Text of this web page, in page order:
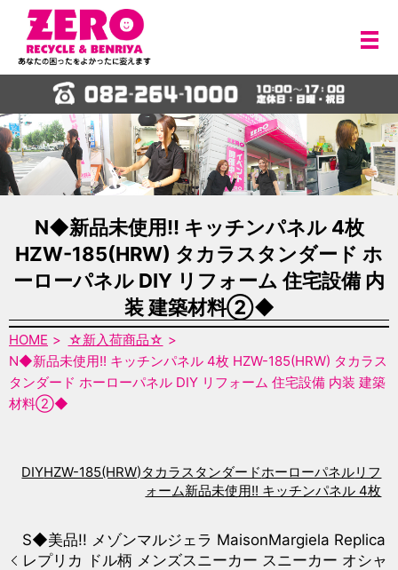
メ
N◆新品未使用!! キッチンパネル 4枚
HZW-185(HRW) タカラスタンダード ホ
ーローパネル DIY リフォーム 住宅設備 内
装 建築材料②◆
HOME
☆新入荷商品☆
N◆新品未使用!! キッチンパネル 4枚 HZW-185(HRW) タカラス
タンダード ホーローパネル DIY リフォーム 住宅設備 内装 建築
材料②◆
DIYHZW-185(HRW)タカラスタンダードホーローパネルリフ
ォーム新品未使用!! キッチンパネル 4枚
S◆美品!! メゾンマルジェラ MaisonMargiela Replica
レプリカ ドル柄 メンズスニーカー スニーカー オシャ